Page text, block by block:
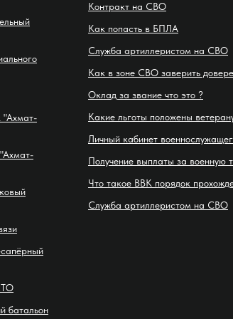
"Ахмат-
батальон
Контракт на СВО
Как попасть в БПЛА
Служба артиллеристом на СВО
Как в зоне СВО заверить
Оклад за звание что это ?
Какие льготы положены
Личный кабинет
Получение выплаты за военную
Что такое ВВК порядок
Служба артиллеристом на СВО